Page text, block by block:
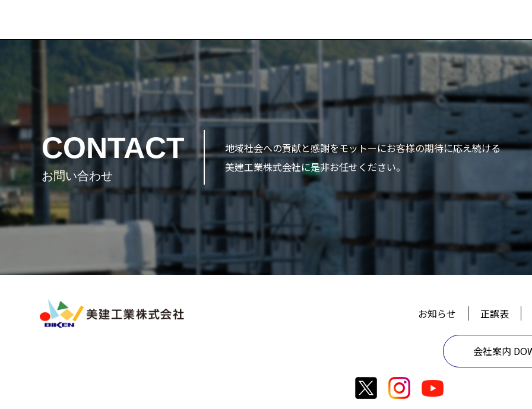
CONTACT
地域社会への貢献と感謝をモットーにお客様の期待に応え続ける
美建工業株式会社に是非お任せください。
お知らせ 正誤表
会社案内